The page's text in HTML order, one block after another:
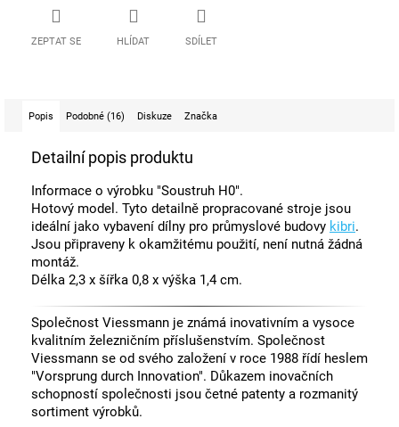
ZEPTAT SE HLÍDAT SDÍLET
Popis Podobné (16) Diskuze Značka
Detailní popis produktu
Informace o výrobku "Soustruh H0".
Hotový model. Tyto detailně propracované stroje jsou
ideální jako vybavení dílny pro průmyslové budovy kibri.
Jsou připraveny k okamžitému použití, není nutná žádná
montáž.
Délka 2,3 x šířka 0,8 x výška 1,4 cm.
Společnost Viessmann je známá inovativním a vysoce
kvalitním železničním příslušenstvím. Společnost
Viessmann se od svého založení v roce 1988 řídí heslem
"Vorsprung durch Innovation". Důkazem inovačních
schopností společnosti jsou četné patenty a rozmanitý
sortiment výrobků.